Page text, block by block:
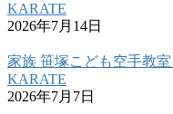
KARATE
2026年7月14日
家族 笹塚こども空手教
KARATE
2026年7月7日